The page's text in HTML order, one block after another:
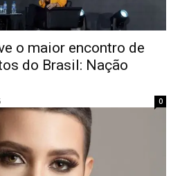
o maior encontro de
do Brasil: Nação
0